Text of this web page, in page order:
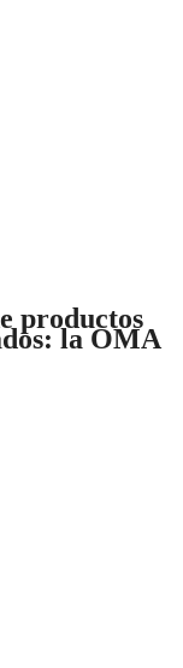
productos
la OMA